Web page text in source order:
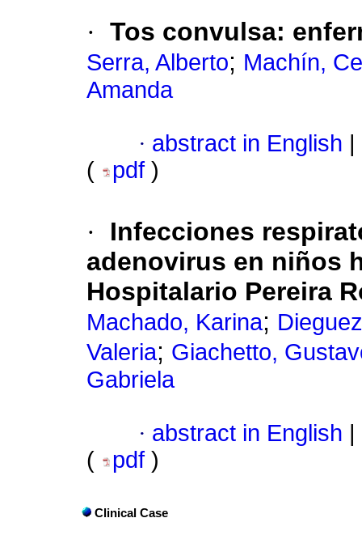
· Tos convulsa:
Serra, Alberto; Machín,
Amanda
· abstract in English
(
pdf )
·
Infecciones
adenovirus en niños
Hospitalario Pereira
Machado, Karina;
Valeria; Giachetto,
Gabriela
· abstract in English
(
pdf )
Clinical Case